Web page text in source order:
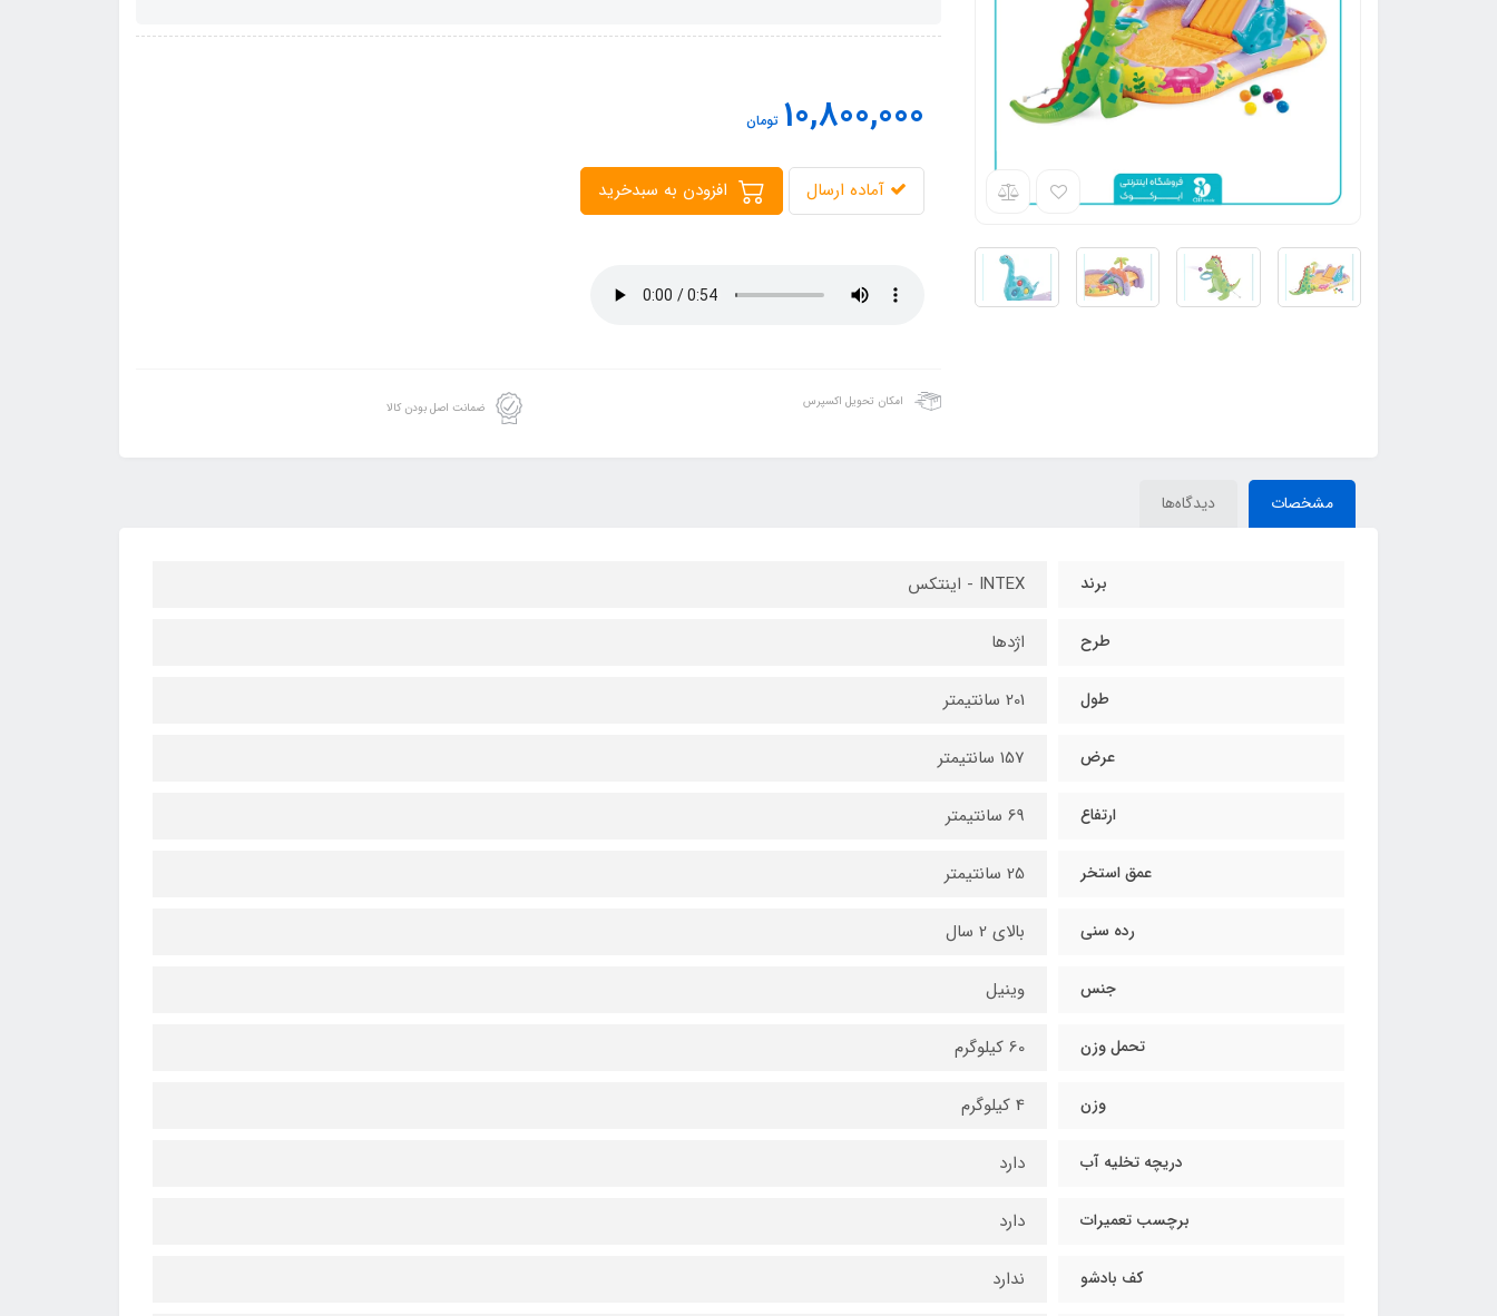
10,800,000 تومان
آماده ارسال
امکان تحویل اکسپرس ضمانت اصل بودن کالا
مشخصات دیدگاه‌ها
برند INTEX - اینتکس
طرح اژدها
طول 201 سانتیمتر
عرض ۱57 سانتیمتر
ارتفاع 69 سانتیمتر
عمق استخر 25 سانتیمتر
رده سنی بالای 2 سال
جنس وینیل
تحمل وزن 60 کیلوگرم
وزن 4 کیلوگرم
دریچه تخلیه آب دارد
برچسب تعمیرات دارد
کف بادشو ندارد